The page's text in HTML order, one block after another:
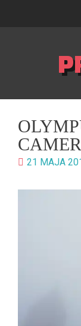
21 MAJA